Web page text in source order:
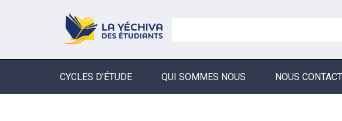
CYCLES D’ÉTUDE QUI SOMMES NOUS NOUS